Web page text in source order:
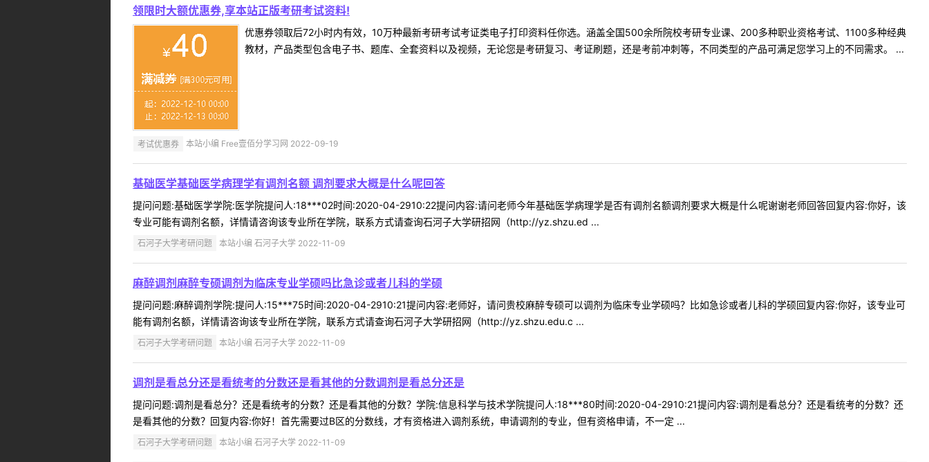
领限时大额优惠券,享本站正版考研考试资料!
优惠券领取后72小时内有效，10万种最新考研考试考证类电子打印资料任你选。涵盖全国500余所院校考研专业课、200多种职业资格考试、1100多种经典
教材，产品类型包含电子书、题库、全套资料以及视频，无论您是考研复习、考证刷题，还是考前冲刺等，不同类型的产品可满足您学习上的不同需求。 ...
考试优惠券 本站小编 Free壹佰分学习网 2022-09-19
基础医学基础医学病理学有调剂名额 调剂要求大概是什么呢回答
提问问题:基础医学学院:医学院提问人:18***02时间:2020-04-2910:22提问内容:请问老师今年基础医学病理学是否有调剂名额调剂要求大概是什么呢谢谢老师回答回复内容:你好，该
专业可能有调剂名额，详情请咨询该专业所在学院，联系方式请查询石河子大学研招网（http://yz.shzu.ed ...
石河子大学考研问题 本站小编 石河子大学 2022-11-09
麻醉调剂麻醉专硕调剂为临床专业学硕吗比急诊或者儿科的学硕
提问问题:麻醉调剂学院:提问人:15***75时间:2020-04-2910:21提问内容:老师好，请问贵校麻醉专硕可以调剂为临床专业学硕吗？比如急诊或者儿科的学硕回复内容:你好，该专业可
能有调剂名额，详情请咨询该专业所在学院，联系方式请查询石河子大学研招网（http://yz.shzu.edu.c ...
石河子大学考研问题 本站小编 石河子大学 2022-11-09
调剂是看总分还是看统考的分数还是看其他的分数调剂是看总分还是
提问问题:调剂是看总分？还是看统考的分数？还是看其他的分数？学院:信息科学与技术学院提问人:18***80时间:2020-04-2910:21提问内容:调剂是看总分？还是看统考的分数？还
是看其他的分数？回复内容:你好！首先需要过B区的分数线，才有资格进入调剂系统，申请调剂的专业，但有资格申请，不一定 ...
石河子大学考研问题 本站小编 石河子大学 2022-11-09